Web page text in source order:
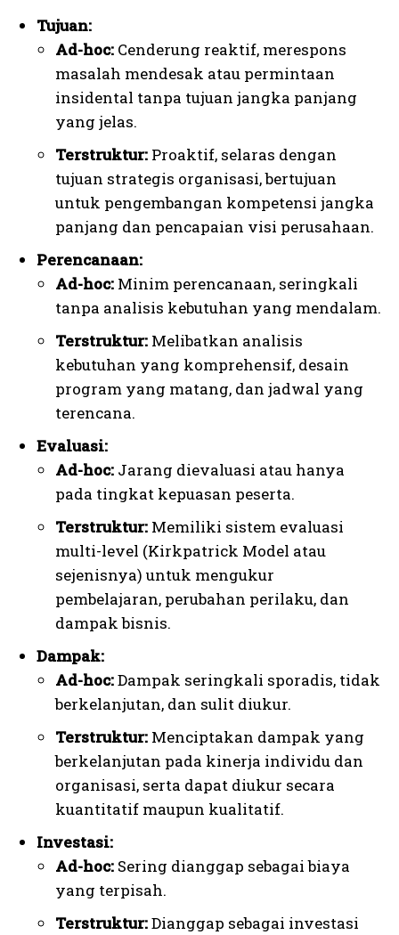
Tujuan:
Ad-hoc: Cenderung reaktif, merespons
masalah mendesak atau permintaan
insidental tanpa tujuan jangka panjang
yang jelas.
Terstruktur: Proaktif, selaras dengan
tujuan strategis organisasi, bertujuan
untuk pengembangan kompetensi jangka
panjang dan pencapaian visi perusahaan.
Perencanaan:
Ad-hoc: Minim perencanaan, seringkali
tanpa analisis kebutuhan yang mendalam.
Terstruktur: Melibatkan analisis
kebutuhan yang komprehensif, desain
program yang matang, dan jadwal yang
terencana.
Evaluasi:
Ad-hoc: Jarang dievaluasi atau hanya
pada tingkat kepuasan peserta.
Terstruktur: Memiliki sistem evaluasi
multi-level (Kirkpatrick Model atau
sejenisnya) untuk mengukur
pembelajaran, perubahan perilaku, dan
dampak bisnis.
Dampak:
Ad-hoc:Dampak seringkali sporadis, tidak
berkelanjutan, dan sulit diukur.
Terstruktur: Menciptakan dampak yang
berkelanjutan pada kinerja individu dan
organisasi, serta dapat diukur secara
kuantitatif maupun kualitatif.
Investasi:
Ad-hoc: Sering dianggap sebagai biaya
yang terpisah.
Terstruktur:Dianggap sebagai investasi